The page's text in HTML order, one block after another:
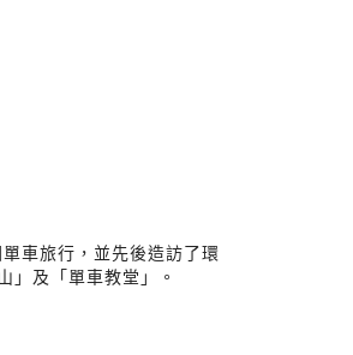
車旅行，並先後造訪了環
」及「單車教堂」。